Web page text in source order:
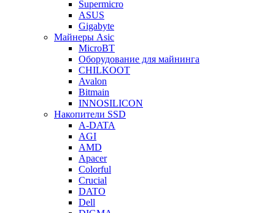
Supermicro
ASUS
Gigabyte
Майнеры Asic
MicroBT
Оборудование для майнинга
CHILKOOT
Avalon
Bitmain
INNOSILICON
Накопители SSD
A-DATA
AGI
AMD
Apacer
Colorful
Crucial
DATO
Dell